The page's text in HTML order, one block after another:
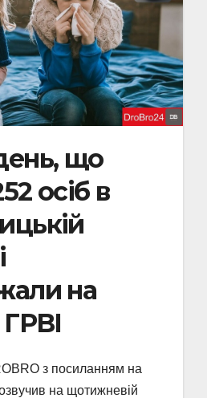
що
осіб в
на
з посиланням на
озвучив на щотижневій